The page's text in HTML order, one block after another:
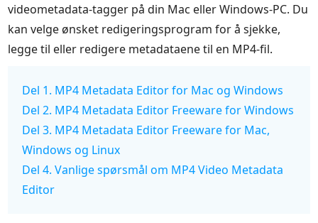
videometadata-tagger på din Mac eller Windows-PC. Du
kan velge ønsket redigeringsprogram for å sjekke,
legge til eller redigere metadataene til en MP4-fil.
Del 1. MP4 Metadata Editor for Mac og Windows
Del 2. MP4 Metadata Editor Freeware for Windows
Del 3. MP4 Metadata Editor Freeware for Mac,
Windows og Linux
Del 4. Vanlige spørsmål om MP4 Video Metadata
Editor